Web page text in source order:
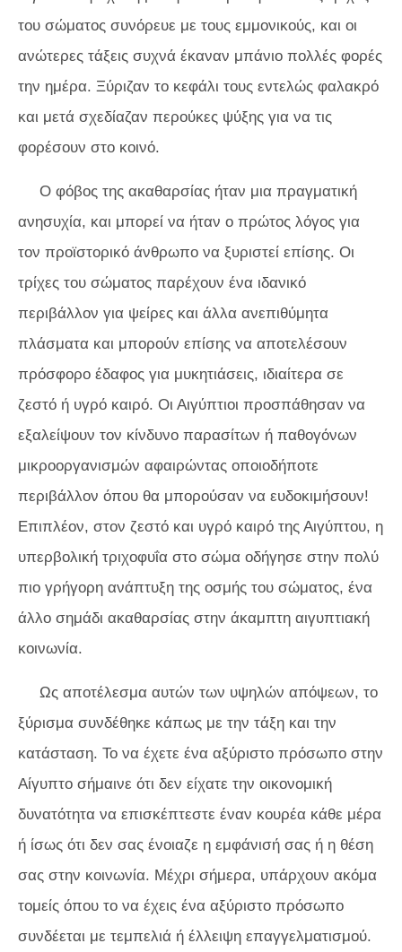
του σώματος συνόρευε με τους εμμονικούς, και οι
ανώτερες τάξεις συχνά έκαναν μπάνιο πολλές φορές
την ημέρα. Ξύριζαν το κεφάλι τους εντελώς φαλακρό
και μετά σχεδίαζαν περούκες ψύξης για να τις
φορέσουν στο κοινό.
Ο φόβος της ακαθαρσίας ήταν μια πραγματική
ανησυχία, και μπορεί να ήταν ο πρώτος λόγος για
τον προϊστορικό άνθρωπο να ξυριστεί επίσης. Οι
τρίχες του σώματος παρέχουν ένα ιδανικό
περιβάλλον για ψείρες και άλλα ανεπιθύμητα
πλάσματα και μπορούν επίσης να αποτελέσουν
πρόσφορο έδαφος για μυκητιάσεις, ιδιαίτερα σε
ζεστό ή υγρό καιρό. Οι Αιγύπτιοι προσπάθησαν να
εξαλείψουν τον κίνδυνο παρασίτων ή παθογόνων
μικροοργανισμών αφαιρώντας οποιοδήποτε
περιβάλλον όπου θα μπορούσαν να ευδοκιμήσουν!
Επιπλέον, στον ζεστό και υγρό καιρό της Αιγύπτου, η
υπερβολική τριχοφυΐα στο σώμα οδήγησε στην πολύ
πιο γρήγορη ανάπτυξη της οσμής του σώματος, ένα
άλλο σημάδι ακαθαρσίας στην άκαμπτη αιγυπτιακή
κοινωνία.
Ως αποτέλεσμα αυτών των υψηλών απόψεων, το
ξύρισμα συνδέθηκε κάπως με την τάξη και την
κατάσταση. Το να έχετε ένα αξύριστο πρόσωπο στην
Αίγυπτο σήμαινε ότι δεν είχατε την οικονομική
δυνατότητα να επισκέπτεστε έναν κουρέα κάθε μέρα
ή ίσως ότι δεν σας ένοιαζε η εμφάνισή σας ή η θέση
σας στην κοινωνία. Μέχρι σήμερα, υπάρχουν ακόμα
τομείς όπου το να έχεις ένα αξύριστο πρόσωπο
συνδέεται με τεμπελιά ή έλλειψη επαγγελματισμού.